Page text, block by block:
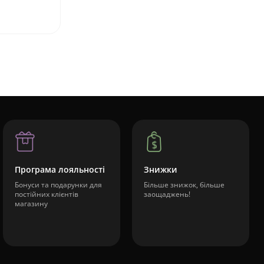
Програма лояльності
Бонуси та подарунки для
постійних клієнтів
магазину
Знижки
Більше знижок, більше
заощаджень!